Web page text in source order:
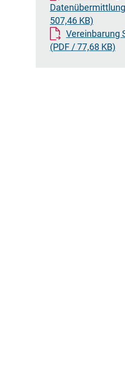
507,46 KB)
Vereinbarung
(PDF / 77,68 KB)